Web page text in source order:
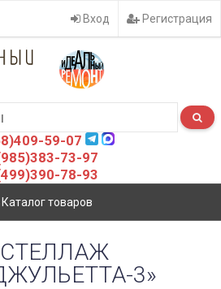
Вход Регистрация
59-07
73-97
78-93
товаров
3»